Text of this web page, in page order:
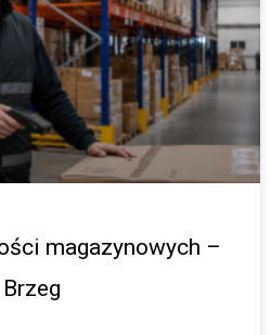
magazynowych –